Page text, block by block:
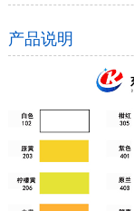
产品说明